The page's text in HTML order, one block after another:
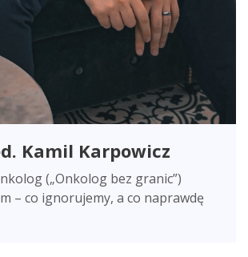
Kamil Karpowicz
(„Onkolog bez granic”)
– co ignorujemy, a co naprawdę